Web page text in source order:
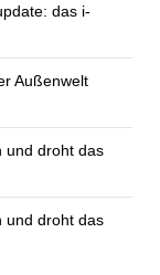
das i-
Außenwelt
und droht das
und droht das